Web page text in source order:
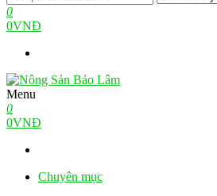
Nông Sản Bảo Lâm
Nông Trại Xanh Tiêu Chuẩn
0
0VNĐ
Nông Sản Bảo Lâm
Nông Trại Xanh Tiêu Chuẩn
Menu
0
0VNĐ
Chuyên mục